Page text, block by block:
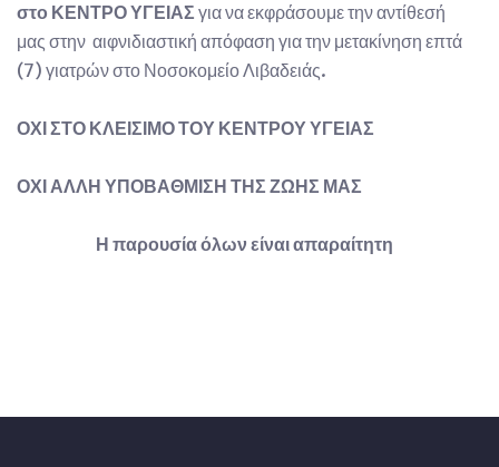
στο ΚΕΝΤΡΟ ΥΓΕΙΑΣ για να εκφράσουμε την αντίθεσή
μας στην αιφνιδιαστική απόφαση για την μετακίνηση επτά
(7) γιατρών στο Νοσοκομείο Λιβαδειάς.
ΟΧΙ ΣΤΟ ΚΛΕΙΣΙΜΟ ΤΟΥ ΚΕΝΤΡΟΥ ΥΓΕΙΑΣ
ΟΧΙ ΑΛΛΗ ΥΠΟΒΑΘΜΙΣΗ ΤΗΣ ΖΩΗΣ ΜΑΣ
Η παρουσία όλων είναι απαραίτητη